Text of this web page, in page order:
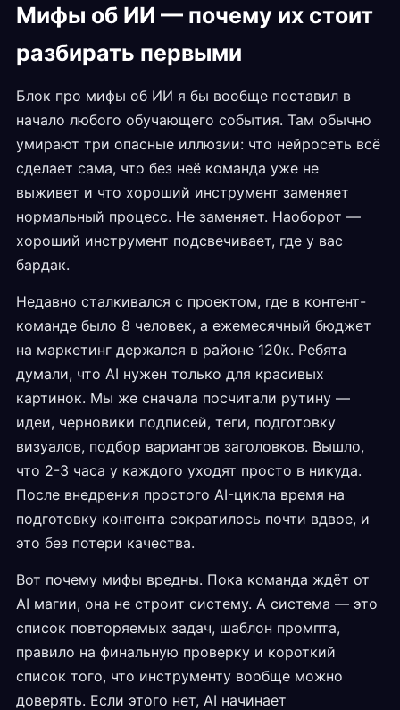
Мифы об ИИ — почему их стоит
разбирать первыми
Блок про мифы об ИИ я бы вообще поставил в
начало любого обучающего события. Там обычно
умирают три опасные иллюзии: что нейросеть всё
сделает сама, что без неё команда уже не
выживет и что хороший инструмент заменяет
нормальный процесс. Не заменяет. Наоборот —
хороший инструмент подсвечивает, где у вас
бардак.
Недавно сталкивался с проектом, где в контент-
команде было 8 человек, а ежемесячный бюджет
на маркетинг держался в районе 120к. Ребята
думали, что AI нужен только для красивых
картинок. Мы же сначала посчитали рутину —
идеи, черновики подписей, теги, подготовку
визуалов, подбор вариантов заголовков. Вышло,
что 2-3 часа у каждого уходят просто в никуда.
После внедрения простого AI-цикла время на
подготовку контента сократилось почти вдвое, и
это без потери качества.
Вот почему мифы вредны. Пока команда ждёт от
AI магии, она не строит систему. А система — это
список повторяемых задач, шаблон промпта,
правило на финальную проверку и короткий
список того, что инструменту вообще можно
доверять. Если этого нет, AI начинает